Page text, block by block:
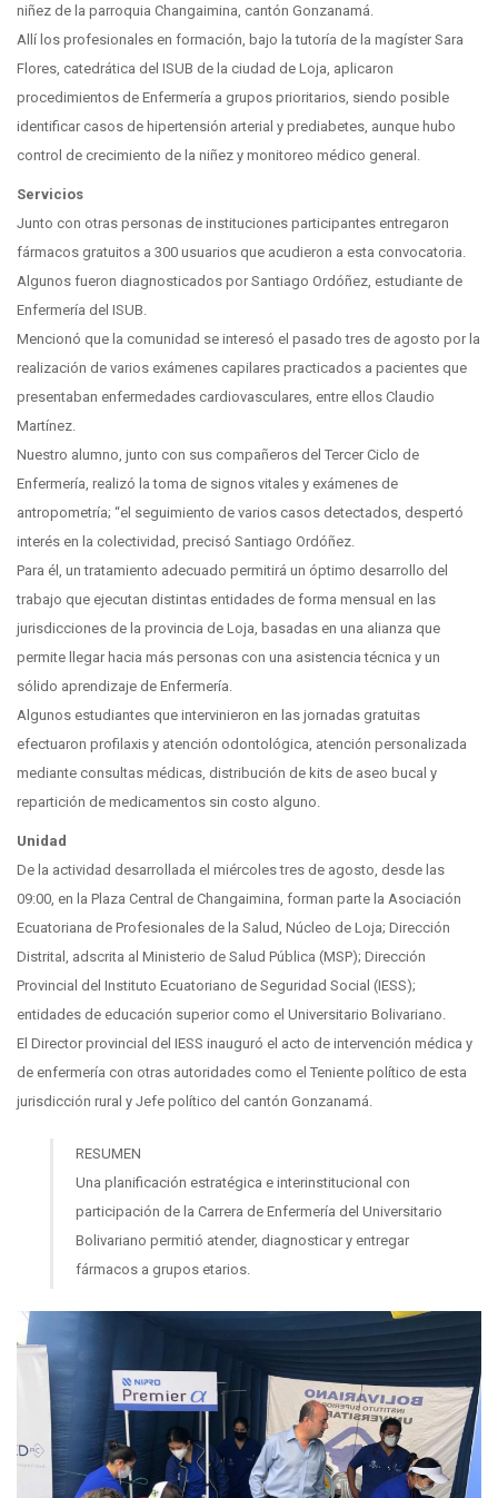
niñez de la parroquia Changaimina, cantón Gonzanamá.
Allí los profesionales en formación, bajo la tutoría de la magíster Sara
Flores, catedrática del ISUB de la ciudad de Loja, aplicaron
procedimientos de Enfermería a grupos prioritarios, siendo posible
identificar casos de hipertensión arterial y prediabetes, aunque hubo
control de crecimiento de la niñez y monitoreo médico general.
Servicios
Junto con otras personas de instituciones participantes entregaron
fármacos gratuitos a 300 usuarios que acudieron a esta convocatoria.
Algunos fueron diagnosticados por Santiago Ordóñez, estudiante de
Enfermería del ISUB.
Mencionó que la comunidad se interesó el pasado tres de agosto por la
realización de varios exámenes capilares practicados a pacientes que
presentaban enfermedades cardiovasculares, entre ellos Claudio
Martínez.
Nuestro alumno, junto con sus compañeros del Tercer Ciclo de
Enfermería, realizó la toma de signos vitales y exámenes de
antropometría; “el seguimiento de varios casos detectados, despertó
interés en la colectividad, precisó Santiago Ordóñez.
Para él, un tratamiento adecuado permitirá un óptimo desarrollo del
trabajo que ejecutan distintas entidades de forma mensual en las
jurisdicciones de la provincia de Loja, basadas en una alianza que
permite llegar hacia más personas con una asistencia técnica y un
sólido aprendizaje de Enfermería.
Algunos estudiantes que intervinieron en las jornadas gratuitas
efectuaron profilaxis y atención odontológica, atención personalizada
mediante consultas médicas, distribución de kits de aseo bucal y
repartición de medicamentos sin costo alguno.
Unidad
De la actividad desarrollada el miércoles tres de agosto, desde las
09:00, en la Plaza Central de Changaimina, forman parte la Asociación
Ecuatoriana de Profesionales de la Salud, Núcleo de Loja; Dirección
Distrital, adscrita al Ministerio de Salud Pública (MSP); Dirección
Provincial del Instituto Ecuatoriano de Seguridad Social (IESS);
entidades de educación superior como el Universitario Bolivariano.
El Director provincial del IESS inauguró el acto de intervención médica y
de enfermería con otras autoridades como el Teniente político de esta
jurisdicción rural y Jefe político del cantón Gonzanamá.
RESUMEN
Una planificación estratégica e interinstitucional con
participación de la Carrera de Enfermería del Universitario
Bolivariano permitió atender, diagnosticar y entregar
fármacos a grupos etarios.